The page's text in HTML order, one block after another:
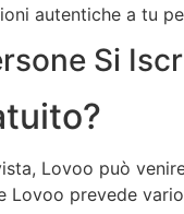
autentiche a tu
Si
Lovoo può
Lovoo prevede